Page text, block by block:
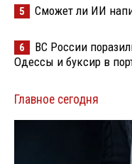
5 Сможет ли ИИ
6
ВС России
Одессы и буксир в
Главное сегодня